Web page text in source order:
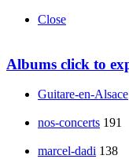
Close
Albums click to
Guitare-en-Alsace
nos-concerts 191
marcel-dadi 138